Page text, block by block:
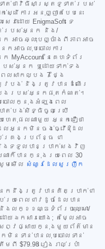
ត់ថាវិធីសាស្ត្រទូទាត់របស់
នើការអនុញ្ញាតបែបនេះ
ាដោយ EnigmaSoft ទេ
ត់របស់អ្នក និង/
ាចឆ្លុះបញ្ចាំងពីភាពអាច
អាចលុបចោលការ
នៃគេហទំព័រ
បស់អ្នក ឬដោយទាក់ទង
េលសាកល្បង 7 ថ្ងៃ
រូវបង់ និងត្រូវបានដំណើរ
បងរបស់អ្នកផុតកំណត់។
ោលក្នុងអំឡុងពេល
ត់បង់សិទ្ធិចូលប្រើ
ហេតុផលណាមួយ អ្នកជឿថា
ែលអ្នកមិនចង់ធ្វើ (ដែល
ប់គ្រងប្រព័ន្ធ ជា
ងទទួលបានប្រាក់សងវិញ
ណាក៏បានក្នុងរយៈពេល 30
មមើល សំណួរដែលសួរញឹក
កនឹងត្រូវបានគិតប្រាក់ជា
យៈពេលជាវដូចដែលបាន
ងលក្ខខណ្ឌទំព័រចុះឈ្មោះ/
យឯកសារយោង; តម្លៃអាច
សព្វផ្សាយក្នុងមួយព័ត៌មាន
នទាន់បានលុបចោលទាន់
ើមពី $79.98 រៀងរាល់ប្រាំ